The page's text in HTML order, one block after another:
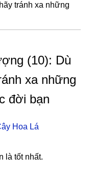
tránh xa những
(10): Dù
xa những
đời bạn
Hoa Lá
là tốt nhất.